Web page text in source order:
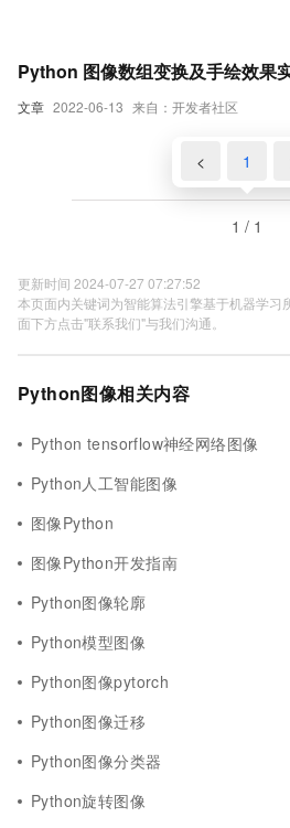
文章 2022-06-13 来自：开发者社区
Python 图像数组变换及手绘效果
< 1
1 / 1
更新时间 2024-07-27 07:27:52
本页面内关键词为智能算法引擎基于机器学习
面下方点击"联系我们"与我们沟通。
Python图像相关内容
Python tensorflow神经网络图像
Python人工智能图像
图像Python
图像Python开发指南
Python图像轮廓
Python模型图像
Python图像pytorch
Python图像迁移
Python图像分类器
Python旋转图像